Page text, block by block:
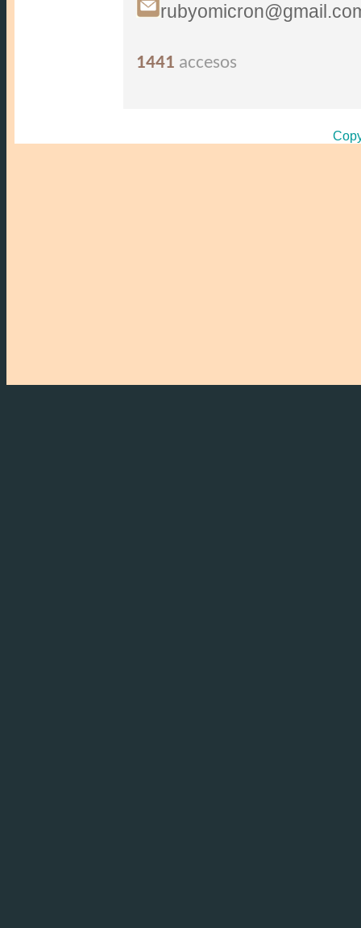
1441 accesos